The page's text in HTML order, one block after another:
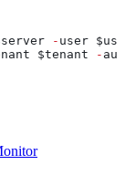
- user
$tenant -